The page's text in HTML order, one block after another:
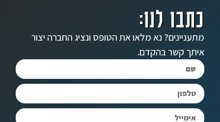
כתבו לנו:
מתעניינים? נא מלאו את הטופס ונציג החברה יצור
איתך קשר בהקדם.